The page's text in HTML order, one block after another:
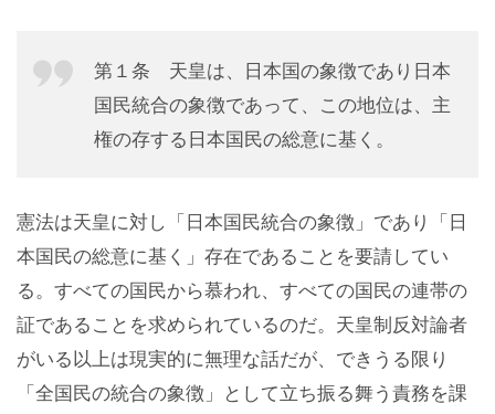
第１条 天皇は、日本国の象徴であり日本
国民統合の象徴であって、この地位は、主
権の存する日本国民の総意に基く。
憲法は天皇に対し「日本国民統合の象徴」であり「日
本国民の総意に基く」存在であることを要請してい
る。すべての国民から慕われ、すべての国民の連帯の
証であることを求められているのだ。天皇制反対論者
がいる以上は現実的に無理な話だが、できうる限り
「全国民の統合の象徴」として立ち振る舞う責務を課